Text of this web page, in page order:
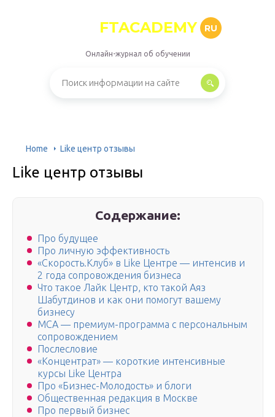
FTACADEMY RU
Онлайн-журнал об обучении
Home Like центр отзывы
Like центр отзывы
Содержание:
Про будущее
Про личную эффективность
«Скорость.Клуб» в Like Центре — интенсив и
2 года сопровождения бизнеса
Что такое Лайк Центр, кто такой Аяз
Шабутдинов и как они помогут вашему
бизнесу
МСА — премиум-программа с персональным
сопровождением
Послесловие
«Концентрат» — короткие интенсивные
курсы Like Центра
Про «Бизнес-Молодость» и блоги
Общественная редакция в Москве
Про первый бизнес